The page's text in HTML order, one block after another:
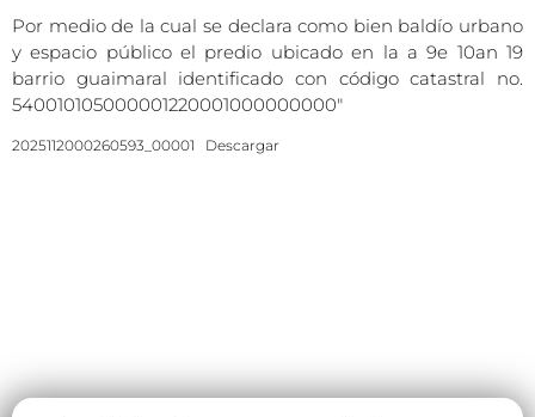
Por medio de la cual se declara como bien baldío urbano
y espacio público el predio ubicado en la a 9e 10an 19
barrio guaimaral identificado con código catastral no.
540010105000001220001000000000″
2025112000260593_00001 Descargar